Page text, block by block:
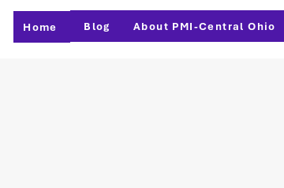
Home Blog About PMI-Central Ohio